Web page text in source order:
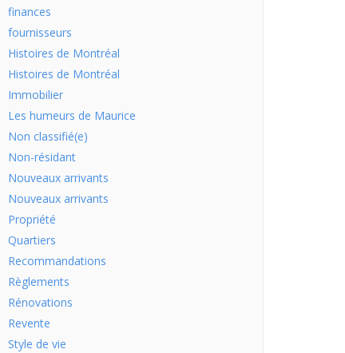
finances
fournisseurs
Histoires de Montréal
Histoires de Montréal
Immobilier
Les humeurs de Maurice
Non classifié(e)
Non-résidant
Nouveaux arrivants
Nouveaux arrivants
Propriété
Quartiers
Recommandations
Règlements
Rénovations
Revente
Style de vie